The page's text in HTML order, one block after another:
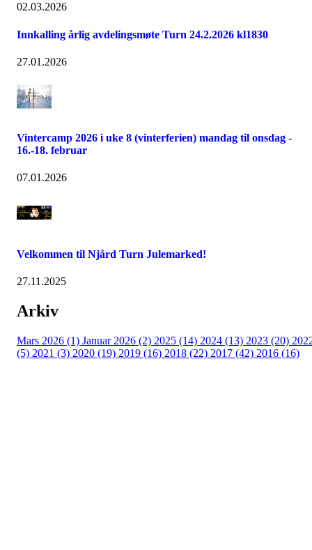
02.03.2026
Innkalling årlig avdelingsmøte Turn 24.2.2026 kl1830
27.01.2026
Vintercamp 2026 i uke 8 (vinterferien) mandag til onsdag -
16.-18. februar
07.01.2026
Velkommen til Njård Turn Julemarked!
27.11.2025
Arkiv
Mars 2026 (1) Januar 2026 (2) 2025 (14) 2024 (13) 2023 (20)
(5) 2021 (3) 2020 (19) 2019 (16) 2018 (22) 2017 (42) 2016 (16)